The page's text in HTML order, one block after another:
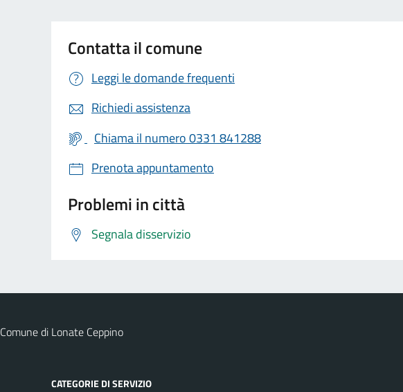
Contatta il comune
Leggi le domande frequenti
Richiedi assistenza
Chiama il numero 0331 841288
Prenota appuntamento
Problemi in città
Segnala disservizio
Comune di Lonate Ceppino
CATEGORIE DI SERVIZIO